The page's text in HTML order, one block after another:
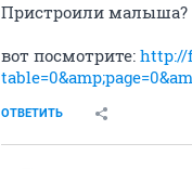
Пристроили малыша?
вот посмотрите: http://
ОТВЕТИТЬ